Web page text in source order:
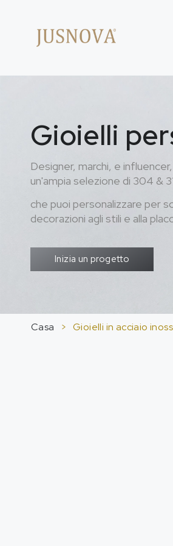
Gioielli
Designer, marchi, e
un'ampia selezione di 304 &
che puoi personalizzare per
decorazioni agli stili e alla
Inizia un progetto
Casa > Gioielli in acciaio